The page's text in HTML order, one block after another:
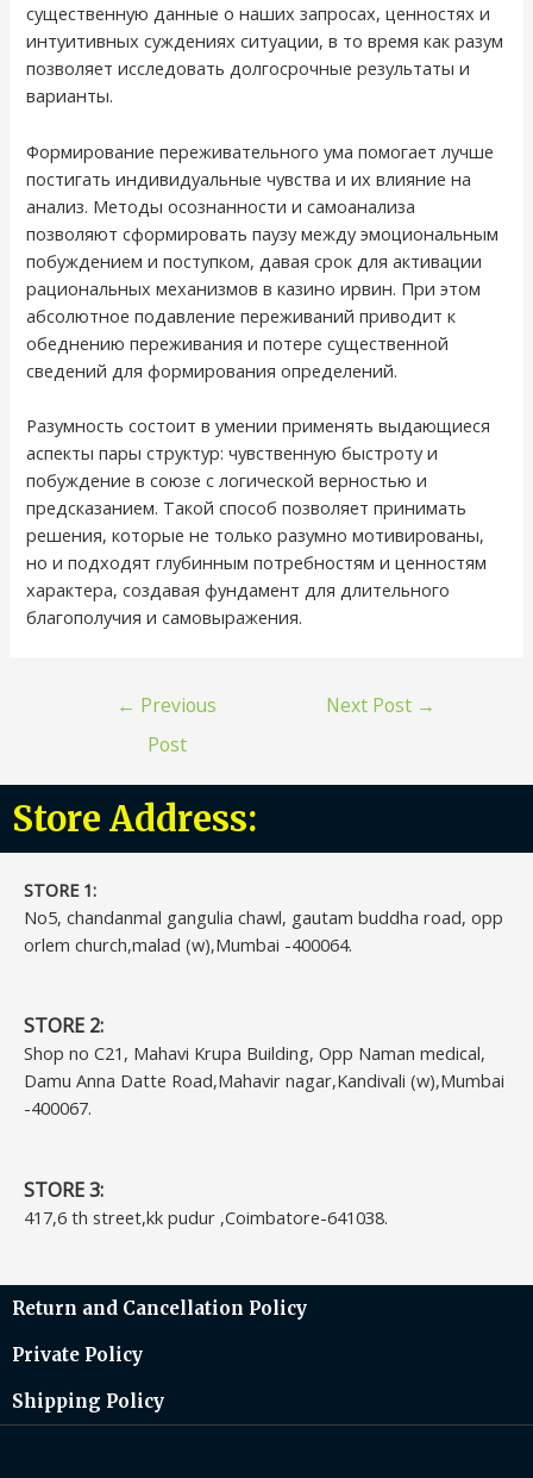
существенную данные о наших запросах, ценностях и
интуитивных суждениях ситуации, в то время как разум
позволяет исследовать долгосрочные результаты и
варианты.
Формирование переживательного ума помогает лучше
постигать индивидуальные чувства и их влияние на
анализ. Методы осознанности и самоанализа
позволяют сформировать паузу между эмоциональным
побуждением и поступком, давая срок для активации
рациональных механизмов в казино ирвин. При этом
абсолютное подавление переживаний приводит к
обеднению переживания и потере существенной
сведений для формирования определений.
Разумность состоит в умении применять выдающиеся
аспекты пары структур: чувственную быстроту и
побуждение в союзе с логической верностью и
предсказанием. Такой способ позволяет принимать
решения, которые не только разумно мотивированы,
но и подходят глубинным потребностям и ценностям
характера, создавая фундамент для длительного
благополучия и самовыражения.
← Previous
Post
Next Post →
Store Address:
STORE 1:​
No5, chandanmal gangulia chawl, gautam buddha road, opp
orlem church,malad (w),Mumbai -400064.
STORE 2:
Shop no C21, Mahavi Krupa Building, Opp Naman medical,
Damu Anna Datte Road,Mahavir nagar,Kandivali (w),Mumbai
-400067.
STORE 3:
417,6 th street,kk pudur ,Coimbatore-641038.
Return and Cancellation Policy
Private Policy
Shipping Policy